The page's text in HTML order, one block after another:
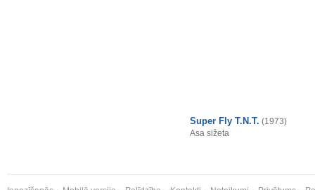
Super Fly T.N.T. (1973)
Asa sižeta